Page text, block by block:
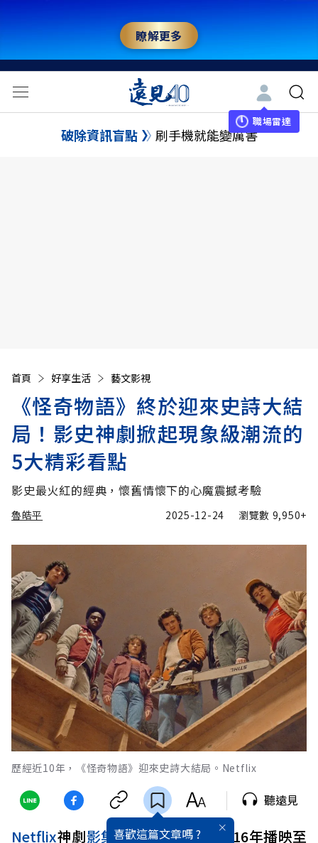
瞭解更多
職場雷達
破除資訊盲點 刷手機就能變厲害
首頁 好享生活 藝文影視
《怪奇物語》終於迎來史詩大結
局！影史神劇掀起現象級潮流的
5大精彩看點
影史最火紅的經典，懷舊情懷下的心魔震撼考驗
魯皓平 2025-12-24 瀏覽數 9,950+
歷經近10年，《怪奇物語》迎來史詩大結局。Netflix
喜歡這篇文章嗎 ?
聽遠見
Netflix神劇影集《怪奇物語》從2016年播映至